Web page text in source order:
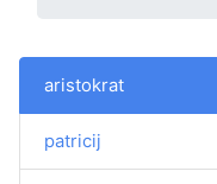
aristokrat
patricij